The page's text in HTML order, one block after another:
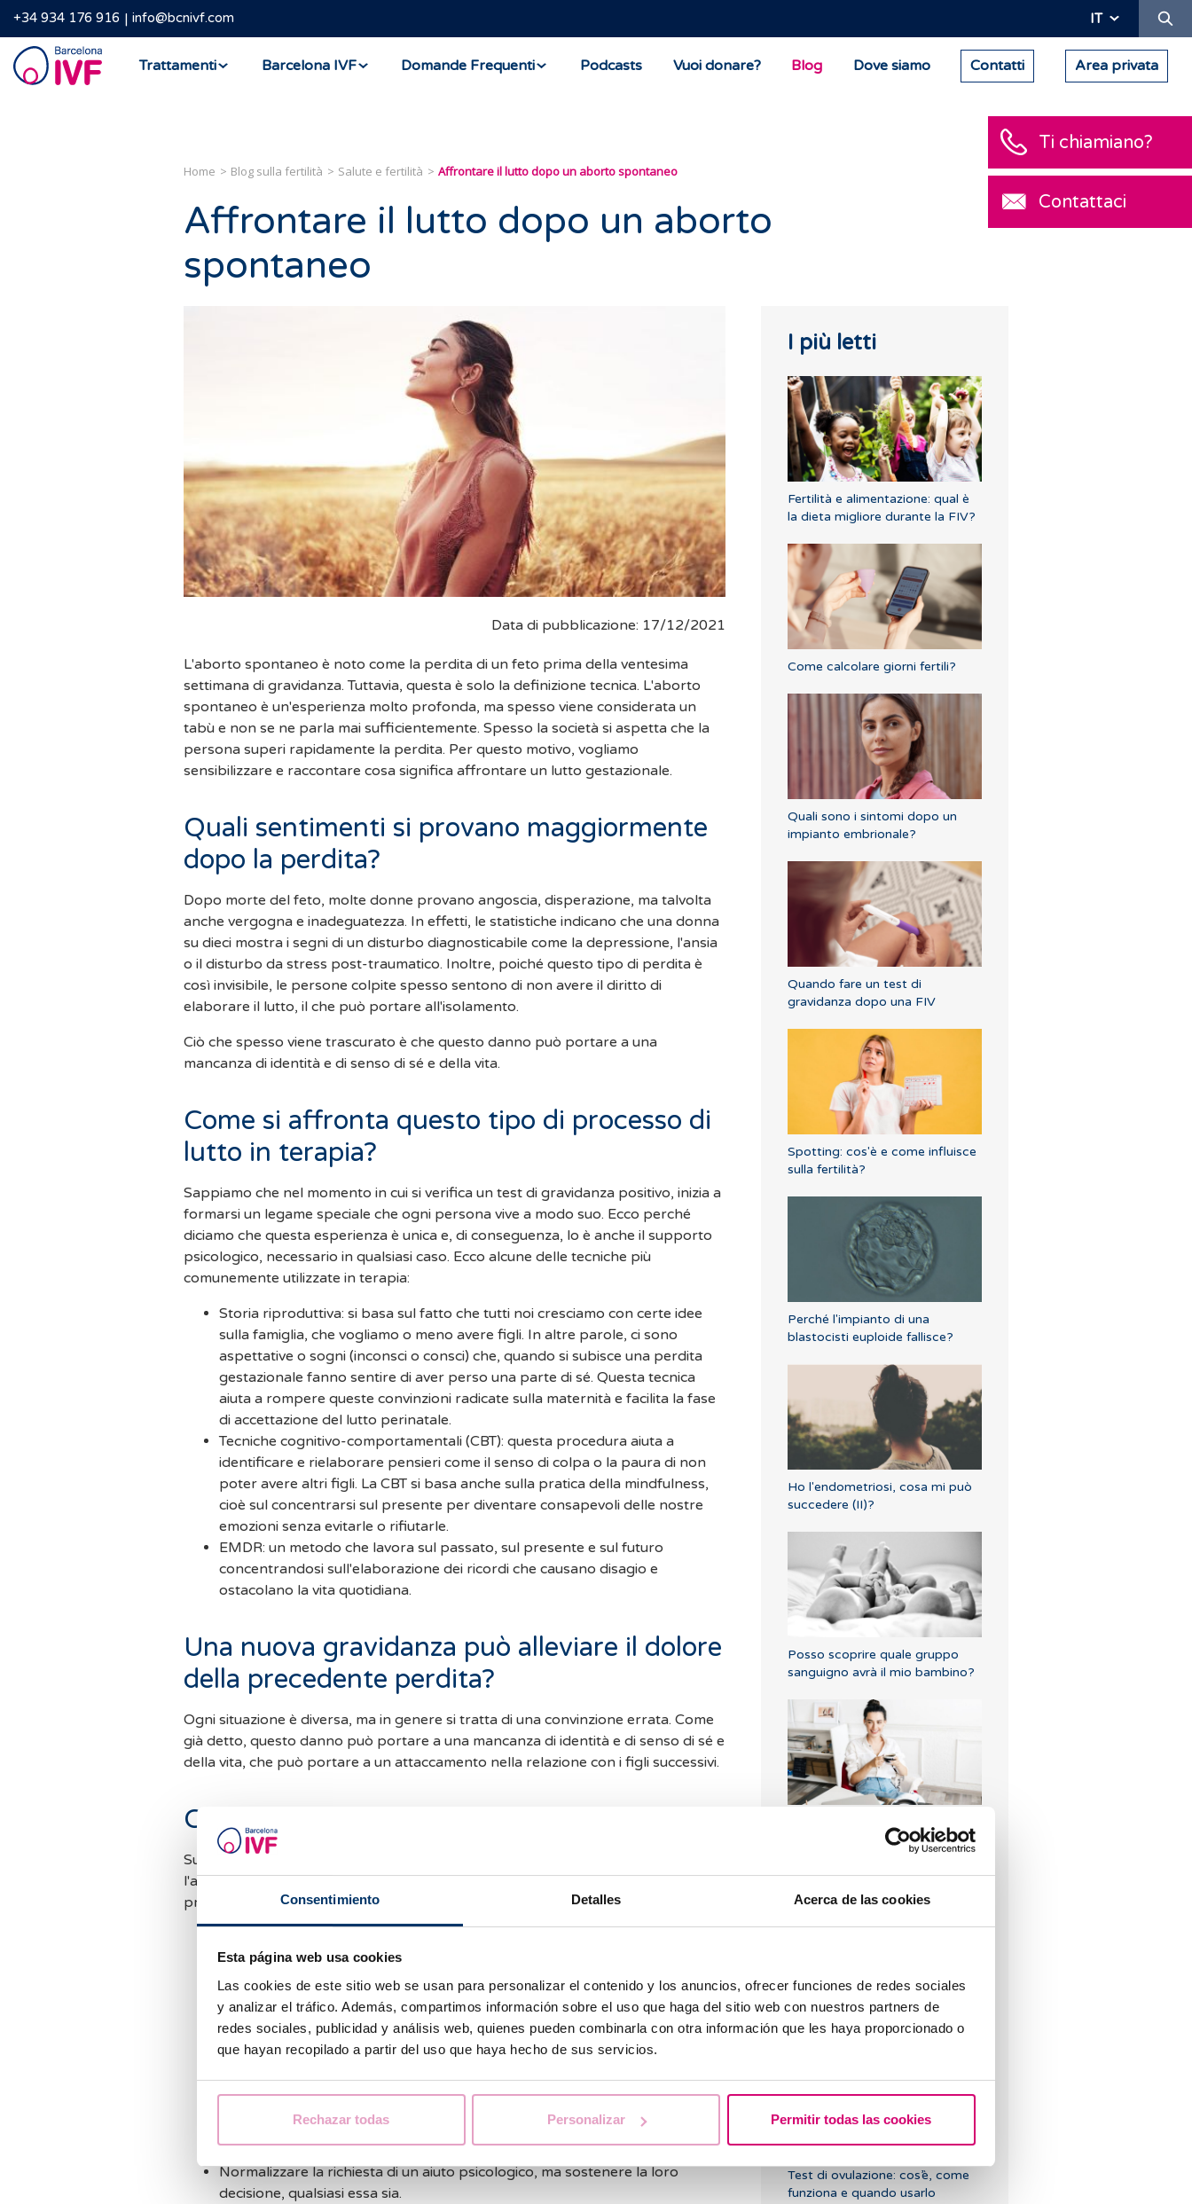
Consentimiento Detalles Acerca de las cookies
Esta página web usa cookies
Las cookies de este sitio web se usan para personalizar el contenido y los anuncios, ofrecer funciones de redes sociales
y analizar el tráfico. Además, compartimos información sobre el uso que haga del sitio web con nuestros partners de
redes sociales, publicidad y análisis web, quienes pueden combinarla con otra información que les haya proporcionado o
que hayan recopilado a partir del uso que haya hecho de sus servicios.
Rechazar todas Personalizar Permitir todas las cookies
+34 934 176 916 info@bcnivf.com IT
Barcelona
IVF
Trattamenti Barcelona IVF Domande Frequenti Podcasts Vuoi donare? Blog Dove siamo Contatti Area privata
Home Blog sulla fertilità Salute e fertilità Affrontare il lutto dopo un aborto spontaneo
Affrontare il lutto dopo un aborto
spontaneo
Data di pubblicazione: 17/12/2021
L'aborto spontaneo è noto come la perdita di un feto prima della ventesima
settimana di gravidanza. Tuttavia, questa è solo la definizione tecnica. L'aborto
spontaneo è un'esperienza molto profonda, ma spesso viene considerata un
tabù e non se ne parla mai sufficientemente. Spesso la società si aspetta che la
persona superi rapidamente la perdita. Per questo motivo, vogliamo
sensibilizzare e raccontare cosa significa affrontare un lutto gestazionale.
Quali sentimenti si provano maggiormente
dopo la perdita?
Dopo morte del feto, molte donne provano angoscia, disperazione, ma talvolta
anche vergogna e inadeguatezza. In effetti, le statistiche indicano che una donna
su dieci mostra i segni di un disturbo diagnosticabile come la depressione, l'ansia
o il disturbo da stress post-traumatico. Inoltre, poiché questo tipo di perdita è
così invisibile, le persone colpite spesso sentono di non avere il diritto di
elaborare il lutto, il che può portare all'isolamento.
Ciò che spesso viene trascurato è che questo danno può portare a una
mancanza di identità e di senso di sé e della vita.
Come si affronta questo tipo di processo di
lutto in terapia?
Sappiamo che nel momento in cui si verifica un test di gravidanza positivo, inizia a
formarsi un legame speciale che ogni persona vive a modo suo. Ecco perché
diciamo che questa esperienza è unica e, di conseguenza, lo è anche il supporto
psicologico, necessario in qualsiasi caso. Ecco alcune delle tecniche più
comunemente utilizzate in terapia:
Storia riproduttiva: si basa sul fatto che tutti noi cresciamo con certe idee
sulla famiglia, che vogliamo o meno avere figli. In altre parole, ci sono
aspettative o sogni (inconsci o consci) che, quando si subisce una perdita
gestazionale fanno sentire di aver perso una parte di sé. Questa tecnica
aiuta a rompere queste convinzioni radicate sulla maternità e facilita la fase
di accettazione del lutto perinatale.
Tecniche cognitivo-comportamentali (CBT): questa procedura aiuta a
identificare e rielaborare pensieri come il senso di colpa o la paura di non
poter avere altri figli. La CBT si basa anche sulla pratica della mindfulness,
cioè sul concentrarsi sul presente per diventare consapevoli delle nostre
emozioni senza evitarle o rifiutarle.
EMDR: un metodo che lavora sul passato, sul presente e sul futuro
concentrandosi sull'elaborazione dei ricordi che causano disagio e
ostacolano la vita quotidiana.
Una nuova gravidanza può alleviare il dolore
della precedente perdita?
Ogni situazione è diversa, ma in genere si tratta di una convinzione errata. Come
già detto, questo danno può portare a una mancanza di identità e di senso di sé e
della vita, che può portare a un attaccamento nella relazione con i figli successivi.
Come aiutare la persona che soffre?
Superare una perdita gestazionale non è facile né veloce. Per questo motivo,
l'ambiente in cui vivono le persone coinvolte può favorire o peggiorare questo
processo. Ecco alcuni consigli per affrontare questo tipo di situazione:
processo di lutto. Consentite alla persona di esprimersi verbalmente ed
emotivamente senza giudicare se ciò che prova è giusto o sbagliato. Non
esiste una cosa "normale", ognuno la vive a modo suo.
Evitate frasi come "non ti abbattere", "sono sicura che potrai rimanere
incinta di nuovo", "meglio adesso che dopo", ecc. Probabilmente le vostre
non sempre. Dovete chiedere se è necessario e rispettare la risposta.
Avere pazienza.
Normalizzare la richiesta di un aiuto psicologico, ma sostenere la loro
decisione, qualsiasi essa sia.
I più letti
Fertilità e alimentazione: qual è
la dieta migliore durante la FIV?
Come calcolare giorni fertili?
Quali sono i sintomi dopo un
impianto embrionale?
Quando fare un test di
gravidanza dopo una FIV
Spotting: cos'è e come influisce
sulla fertilità?
Perché l'impianto di una
blastocisti euploide fallisce?
Ho l'endometriosi, cosa mi può
succedere (II)?
Posso scoprire quale gruppo
sanguigno avrà il mio bambino?
qualcuno può spiegarmi di che si
Progesterone, quando bisogna
assumerlo?
Test di ovulazione: cos’è, come
funziona e quando usarlo
Ti